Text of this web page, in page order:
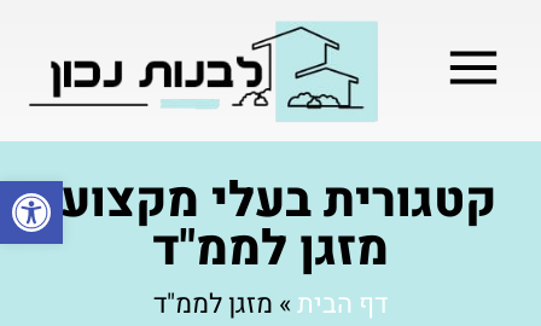
פתחקטגורית בעלי מקצוע:
מזגן לממ"ד
דף הבית» מזגן לממ"ד